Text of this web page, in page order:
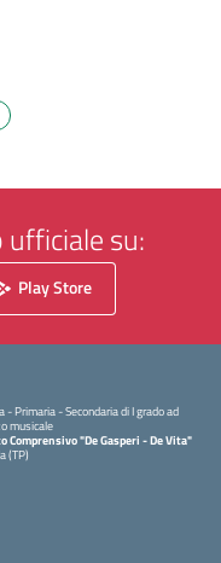
ufficiale su:
Play Store
- Primaria - Secondaria di I grado ad
musicale
Comprensivo "De Gasperi - De Vita"
(TP)